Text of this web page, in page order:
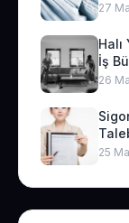
27
İş
26
25